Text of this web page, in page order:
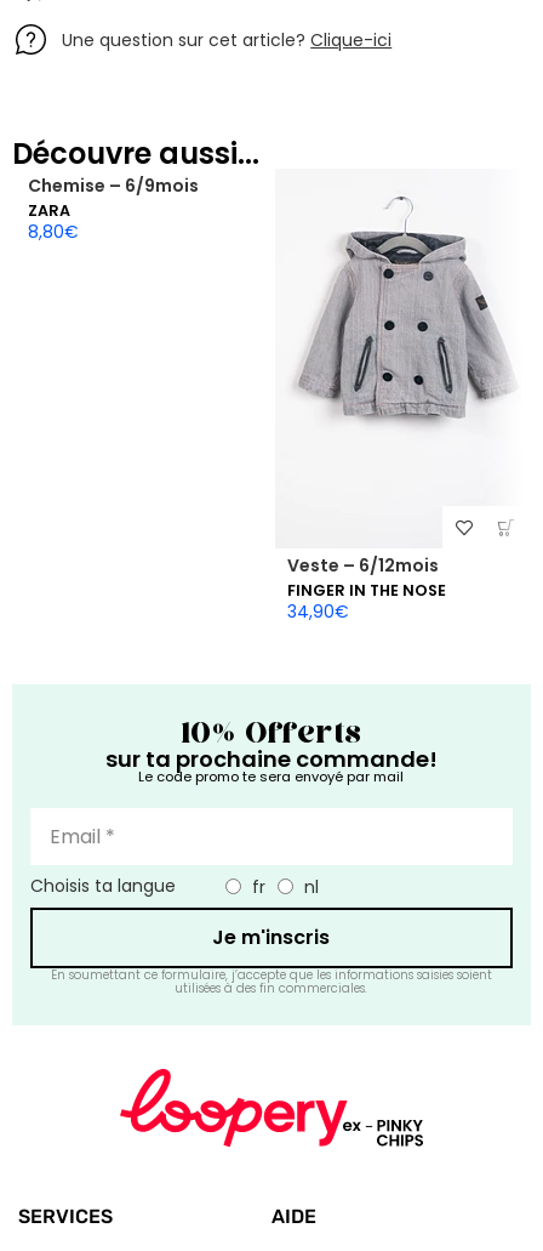
Une question sur cet article?Clique-ici
Découvre aussi...
Chemise – 6/9mois
ZARA
8,80€
Veste – 6/12mois
FINGER IN THE NOSE
34,90€
10% Offerts
sur ta prochaine commande!
Le code promo te sera envoyé par mail
Choisis ta langue fr nl
Je m'inscris
En soumettant ce formulaire, j’accepte que les informations saisies soient
utilisées à des fin commerciales.
SERVICES AIDE